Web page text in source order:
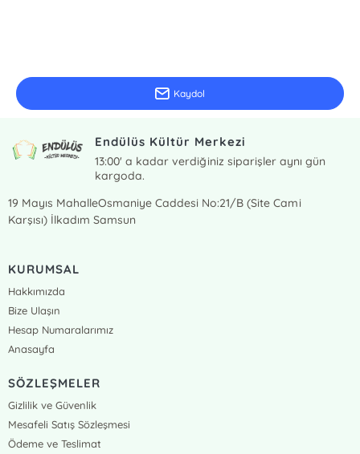
Kaydol
Endülüs Kültür Merkezi
13:00' a kadar verdiğiniz siparişler aynı gün
kargoda.
19 Mayıs MahalleOsmaniye Caddesi No:21/B (Site Cami
Karşısı) İlkadım Samsun
KURUMSAL
Hakkımızda
Bize Ulaşın
Hesap Numaralarımız
Anasayfa
SÖZLEŞMELER
Gizlilik ve Güvenlik
Mesafeli Satış Sözleşmesi
Ödeme ve Teslimat